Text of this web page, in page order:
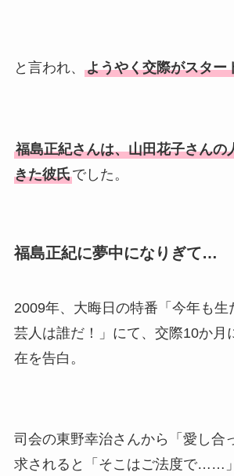
と言われ、 ようやく交際がスター
福島正紀さんは、山田花子さんの
きた彼氏でした。
福島正紀に夢中になりぎて…
2009年、大晦日の特番「今年も生
芸人は誰だ！」にて、交際10か月
在を告白。
司会の東野幸治さんから「愛し合
求されると「そこはご法度で……